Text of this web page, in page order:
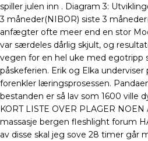
spiller julen inn . Diagram 3:
3 måneder(NIBOR) siste 3
anfægter ofte meer end en stor
var særdeles dårlig skjult, og
vegen for en hel uke med egotripp
påskeferien. Erik og Elka
forenkler læringsprosessen.
bestanden er så lav som 1600 ville
KORT LISTE OVER PLAGER
massasje bergen fleshlight forum
av disse skal jeg sove 28 timer går